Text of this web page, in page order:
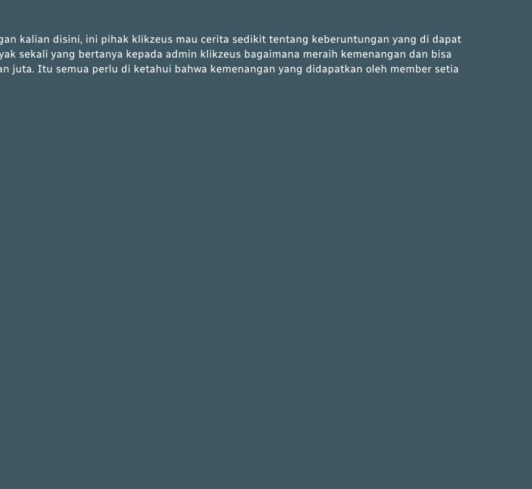
kalian disini, ini pihak klikzeus mau cerita sedikit tentang keberuntungan yang di dapat
sekali yang bertanya kepada admin klikzeus bagaimana meraih kemenangan dan bisa
juta. Itu semua perlu di ketahui bahwa kemenangan yang didapatkan oleh member setia